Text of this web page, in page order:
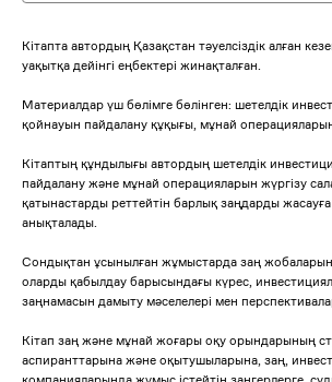
Кітапта автордың Қазақстан тәуелсіздік алған
уақытқа дейінгі еңбектері жинақталған.
Материалдар үш бөлімге бөлінген: шетелдік
қойнауын пайдалану құқығы, мұнай
Кітаптың құндылығы автордың шетелдік
пайдалану және мұнай операцияларын жүргізу
қатынастарды реттейтін барлық заңдарды
анықталады.
Сондықтан ұсынылған жұмыстарда заң жобаларын
оларды қабылдау барысындағы күрес,
заңнамасын дамыту мәселелері мен
Кітап заң және мұнай жоғары оқу орындарының
аспиранттарына және оқытушыларына, заң,